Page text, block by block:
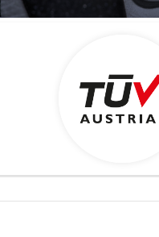
建筑 & 房地产
农业
车辆